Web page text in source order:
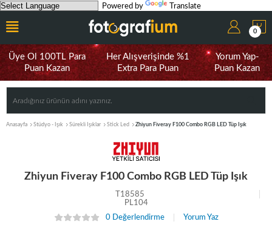
Powered by Translate
0
Üye Ol 100TL Para
Puan Kazan
Her Alışverişinde %1
Extra Para Puan
Yorum Yap-
Puan Kazan
Anasayfa Stüdyo - Işık Sürekli Işıklar Stick Led Zhiyun Fiveray F100 Combo RGB LED Tüp Işık
Zhiyun Fiveray F100 Combo RGB LED Tüp Işık
T18585
PL104
0 Değerlendirme
Yorum Yaz